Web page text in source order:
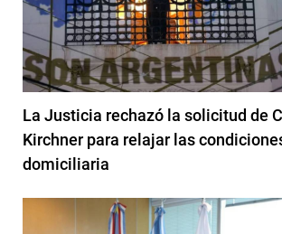
La Justicia rechazó la solicitud de
Kirchner para relajar las
domiciliaria